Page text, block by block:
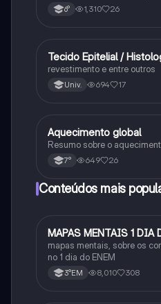
6° 1,310 26
Ciência
Tecido Epitelial /
revestimento e entre outros
Univ. 694 17
Ciência
Aquecimento global
Resumo sobre o
7° 649 26
Conteúdos mais
Português
MAPAS MENTAIS 1 DIA
mapas mentais, sobre os
no 1 dia do ENEM
3°EM 8,010 308